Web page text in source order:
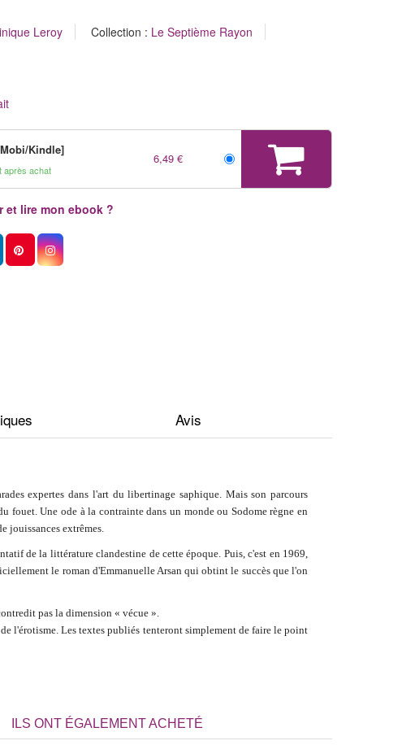
Leroy Collection : Le Septième Rayon
Kindle]
après achat
6,49 €
et lire mon ebook ?
Avis
expertes dans l'art du libertinage saphique. Mais son parcours
Une ode à la contrainte dans un monde ou Sodome règne en
jouissances extrêmes.
de la littérature clandestine de cette époque. Puis, c'est en 1969,
le roman d'Emmanuelle Arsan qui obtint le succès que l'on
pas la dimension « vécue ».
l'érotisme. Les textes publiés tenteront simplement de faire le point
ILS ONT ÉGALEMENT ACHETÉ